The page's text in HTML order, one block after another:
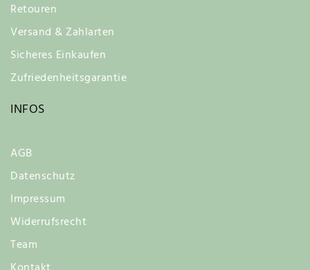
Retouren
Versand & Zahlarten
Sicheres Einkaufen
Zufriedenheitsgarantie
INFOS
AGB
Datenschutz
Impressum
Widerrufsrecht
Team